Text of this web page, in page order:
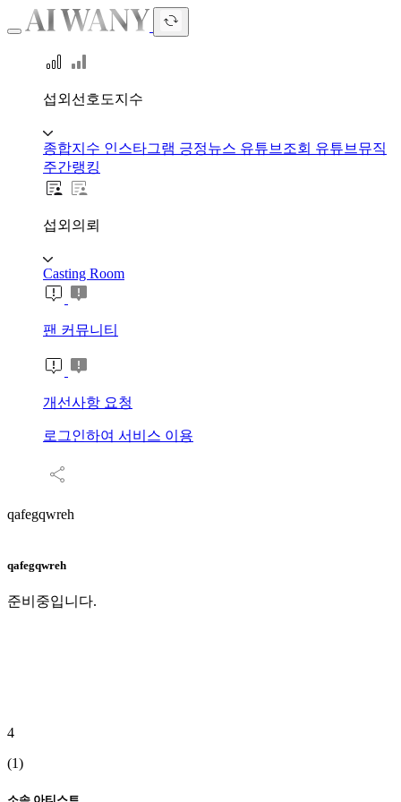
섭외선호도지수
종합지수 인스타그램 긍정뉴스 유튜브조회 유튜브뮤직
주간랭킹
섭외의뢰
Casting Room
팬 커뮤니티
개선사항 요청
로그인하여 서비스 이용
qafegqwreh
qafegqwreh
준비중입니다.
4
(1)